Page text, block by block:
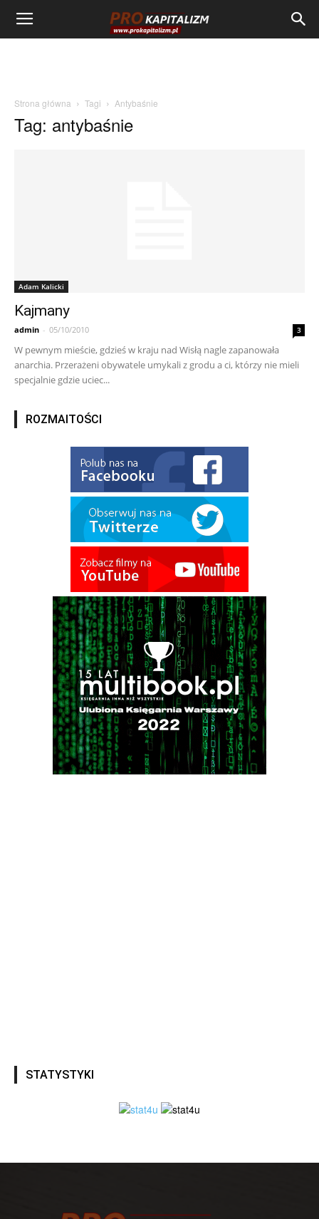
Strona główna Tagi Antybaśnie
Tag: antybaśnie
Adam Kalicki
Kajmany
admin - 05/10/2010 3
W pewnym mieście, gdzieś w kraju nad Wisłą nagle zapanowała
anarchia. Przerażeni obywatele umykali z grodu a ci, którzy nie mieli
specjalnie gdzie uciec...
ROZMAITOŚCI
STATYSTYKI